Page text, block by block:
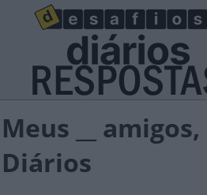
Meus __
Diários